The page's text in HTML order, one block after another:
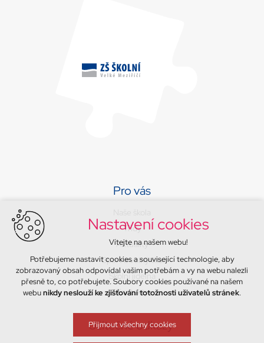
Pro vás
Třídy
Aktuality
Sport a volný čas
Školní jídelna
Kontakty
Užitečné odkazy
Nastavení cookies
Vítejte na našem webu!
Potřebujeme nastavit cookies a související technologie, aby
zobrazovaný obsah odpovídal vašim potřebám a vy na webu nalezli
přesně to, co potřebujete. Soubory cookies používané na našem
webunikdy neslouží ke zjišťování totožnosti uživatelů stránek.
Přijmout všechny cookies